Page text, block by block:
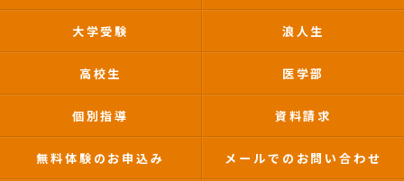
大学受験 浪人生
高校生 医学部
個別指導 資料請求
無料体験のお申込み メールでのお問い合わせ